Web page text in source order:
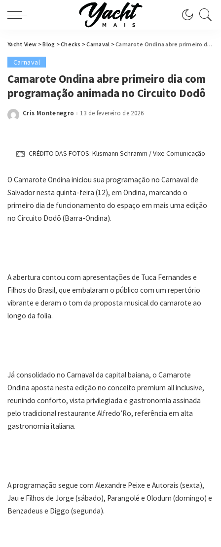
Yacht View >Blog >Checks >Carnaval >Camarote Ondina abre primeiro dia com programação animada no Circuito Dodô
Carnaval
Camarote Ondina abre primeiro dia com
programação animada no Circuito Dodô
Posted
Cris Montenegro 13 de fevereiro de 2026
CRÉDITO DAS FOTOS: Klismann Schramm / Vixe Comunicação
O Camarote Ondina iniciou sua programação no Carnaval de
Salvador nesta quinta-feira (12), em Ondina, marcando o
primeiro dia de funcionamento do espaço em mais uma edição
no Circuito Dodô (Barra-Ondina).
A abertura contou com apresentações de Tuca Fernandes e
Filhos do Brasil, que embalaram o público com um repertório
vibrante e deram o tom da proposta musical do camarote ao
longo da folia.
Já consolidado no Carnaval da capital baiana, o Camarote
Ondina aposta nesta edição no conceito premium all inclusive,
reunindo conforto, vista privilegiada e gastronomia assinada
pelo tradicional restaurante Alfredo’Ro, referência em alta
gastronomia italiana.
A programação segue com Alexandre Peixe e Autorais (sexta),
Jau e Filhos de Jorge (sábado), Parangolé e Olodum (domingo) e
Benzadeus e Diggo (segunda).